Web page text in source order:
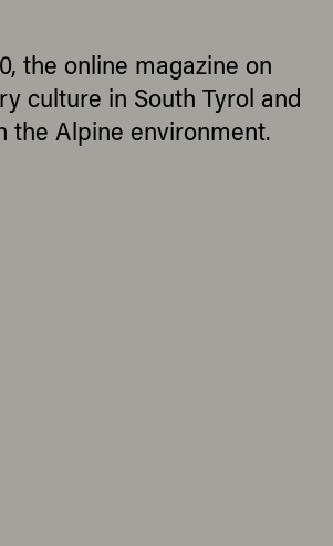
the online magazine on
culture in South Tyrol and
the Alpine environment.